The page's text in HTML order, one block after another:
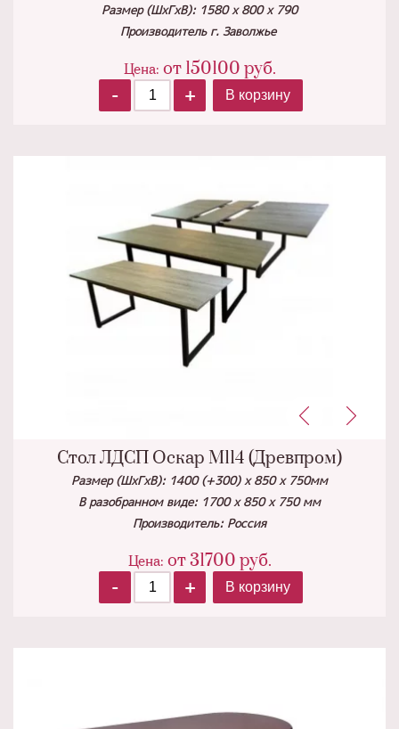
Размер (ШхГхВ): 1580 х 800 х 790
Производитель г. Заволжье
Цена: от 150100 руб.
-
+ В корзину
Стол ЛДСП Оскар М114 (Древпром)
Размер (ШхГхВ): 1400 (+300) х 850 х 750мм
В разобранном виде: 1700 х 850 х 750 мм
Производитель: Россия
Цена: от31700 руб.
-
+ В корзину